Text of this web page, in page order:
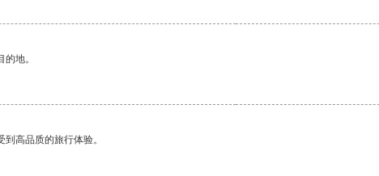
地。
高品质的旅行体验。